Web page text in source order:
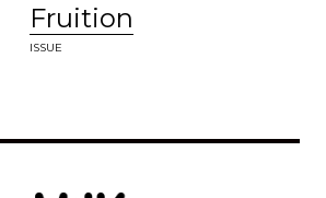
Fruition
ISSUE